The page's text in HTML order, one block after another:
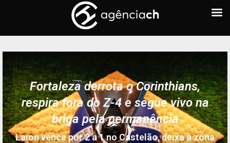
Fortaleza derrota o Corinthians,
respira fora do Z-4 e segue vivo na
briga pela permanência
Laion vence por 2 a 1 no Castelão, deixa a zona